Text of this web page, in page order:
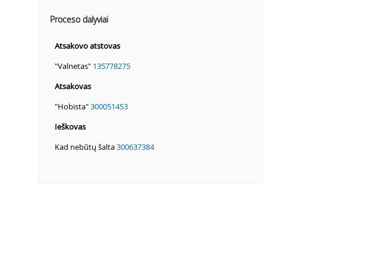
Proceso dalyviai
Atsakovo atstovas
"Valnetas" 135778275
Atsakovas
"Hobista"300051453
Ieškovas
Kad nebūtų šalta300637384